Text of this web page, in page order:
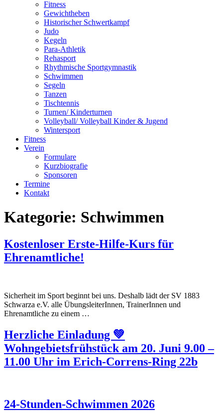
Fitness
Gewichtheben
Historischer Schwertkampf
Judo
Kegeln
Para-Athletik
Rehasport
Rhythmische Sportgymnastik
Schwimmen
Segeln
Tanzen
Tischtennis
Turnen/ Kinderturnen
Volleyball/ Volleyball Kinder & Jugend
Wintersport
Fitness
Verein
Formulare
Kurzbiografie
Sponsoren
Termine
Kontakt
Kategorie: Schwimmen
Kostenloser Erste-Hilfe-Kurs für
Ehrenamtliche!
Sicherheit im Sport beginnt bei uns. Deshalb lädt der SV 1883
Schwarza e.V. alle ÜbungsleiterInnen, TrainerInnen und
Ehrenamtliche zu einem …
Herzliche Einladung 💚
Wohngebietsfrühstück am 20. Juni 9.00 –
11.00 Uhr im Erich-Correns-Ring 22b
24-Stunden-Schwimmen 2026